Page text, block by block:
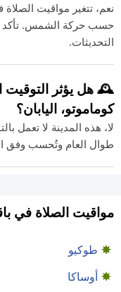
نعم، تتغير مواقيت
حسب حركة الشمس. تأكد
التحديثات.
🕰️ هل يؤثر التوقيت
كوماموتو، اليابان؟
لا، هذه المدينة لا تعمل
طوال العام وتُحسب وفق
مواقيت الصلاة في
طوكيو
أوساكا